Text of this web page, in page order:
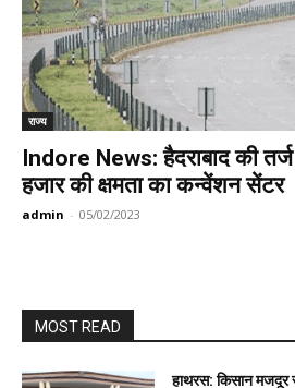
राज्य
Indore News: हैदराबाद की
हजार की क्षमता का कन्वेंशन सेंटर
admin - 05/02/2023
MOST READ
हाथरस: किसान मजदूर